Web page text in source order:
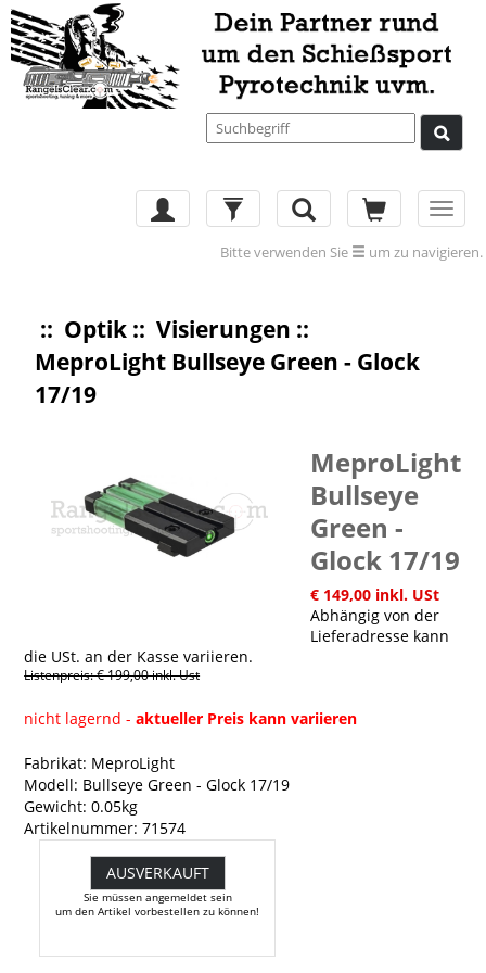
Bitte verwenden Sie um zu navigieren.
:: Optik ::Visierungen ::
MeproLight Bullseye Green - Glock
17/19
MeproLight
Bullseye
Green -
Glock 17/19
€ 149,00 inkl. USt
Abhängig von der
Lieferadresse kann
die USt. an der Kasse variieren.
Listenpreis: € 199,00 inkl. Ust
nicht lagernd -aktueller Preis kann variieren
Fabrikat: MeproLight
Modell: Bullseye Green - Glock 17/19
Gewicht: 0.05kg
Artikelnummer: 71574
AUSVERKAUFT
Sie müssen angemeldet sein
um den Artikel vorbestellen zu können!